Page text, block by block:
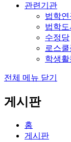
관련기관
법학연
법학
수정당
로스
학생활
전체 메뉴 닫기
게시판
홈
게시판